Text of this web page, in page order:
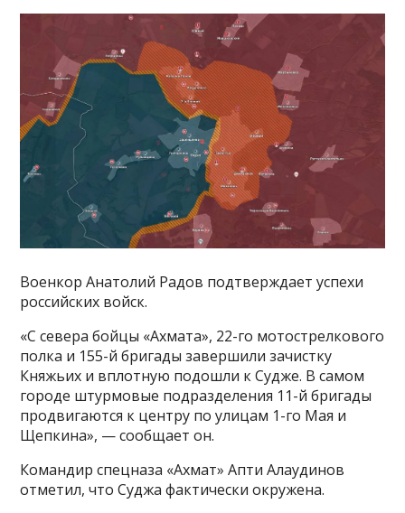
Военкор Анатолий Радов подтверждает успехи
российских войск.
«С севера бойцы «Ахмата», 22-го мотострелкового
полка и 155-й бригады завершили зачистку
Княжьих и вплотную подошли к Судже. В самом
городе штурмовые подразделения 11-й бригады
продвигаются к центру по улицам 1-го Мая и
Щепкина», — сообщает он.
Командир спецназа «Ахмат» Апти Алаудинов
отметил, что Суджа фактически окружена.